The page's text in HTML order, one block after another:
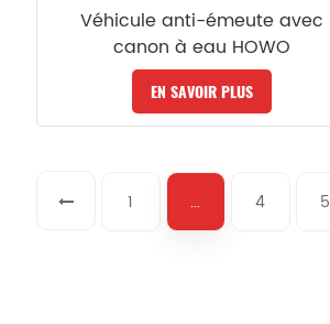
Véhicule anti-émeute avec
canon à eau HOWO
EN SAVOIR PLUS
1 ... 4 5